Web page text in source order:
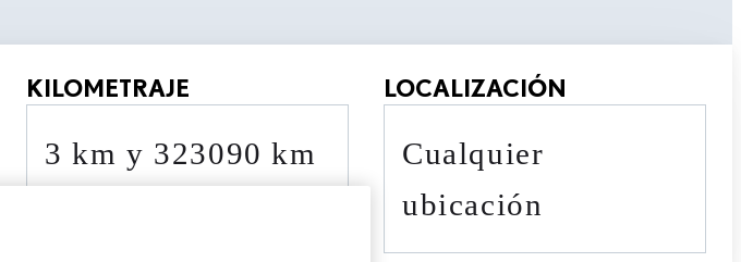
KILOMETRAJE
3 km y 323090 km
LOCALIZACIÓN
cualquier
ubicación